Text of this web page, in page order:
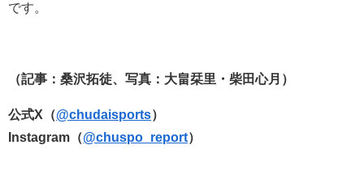
です。
（記事：桑沢拓徒、写真：大畠栞里・柴田心月）
公式X（@chudaisports）
Instagram（@chuspo_report）